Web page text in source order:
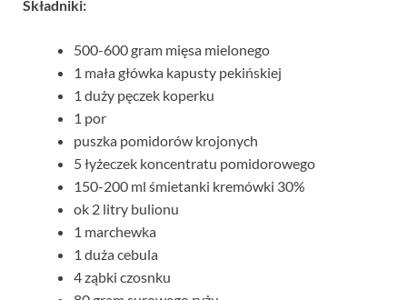
Składniki:
500-600 gram mięsa mielonego
1 mała główka kapusty pekińskiej
1 duży pęczek koperku
1 por
puszka pomidorów krojonych
5 łyżeczek koncentratu pomidorowego
150-200 ml śmietanki kremówki 30%
ok 2 litry bulionu
1 marchewka
1 duża cebula
4 ząbki czosnku